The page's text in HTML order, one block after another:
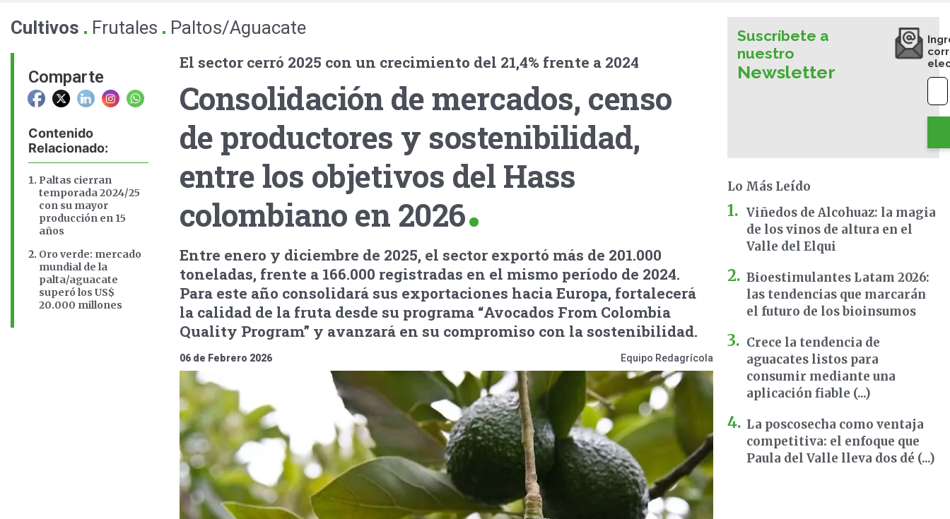
Cultivos . Frutales . Paltos/Aguacate
Comparte
Contenido
Relacionado:
Paltas cierran
temporada 2024/25
con su mayor
producción en 15
años
Oro verde: mercado
mundial de la
palta/aguacate
superó los US$
20.000 millones
El sector cerró 2025 con un crecimiento del 21,4% frente a 2024
Consolidación de mercados, censo
de productores y sostenibilidad,
entre los objetivos del Hass
colombiano en 2026
Entre enero y diciembre de 2025, el sector exportó más de 201.000
toneladas, frente a 166.000 registradas en el mismo período de 2024.
Para este año consolidará sus exportaciones hacia Europa, fortalecerá
la calidad de la fruta desde su programa “Avocados From Colombia
Quality Program” y avanzará en su compromiso con la sostenibilidad.
06 de Febrero 2026 Equipo Redagrícola
Suscríbete a
nuestro
Newsletter
Lo Más Leído
Viñedos de Alcohuaz: la magia
de los vinos de altura en el
Valle del Elqui
Bioestimulantes Latam 2026:
las tendencias que marcarán
el futuro de los bioinsumos
Crece la tendencia de
aguacates listos para
consumir mediante una
aplicación fiable (...)
La poscosecha como ventaja
competitiva: el enfoque que
Paula del Valle lleva dos dé (...)